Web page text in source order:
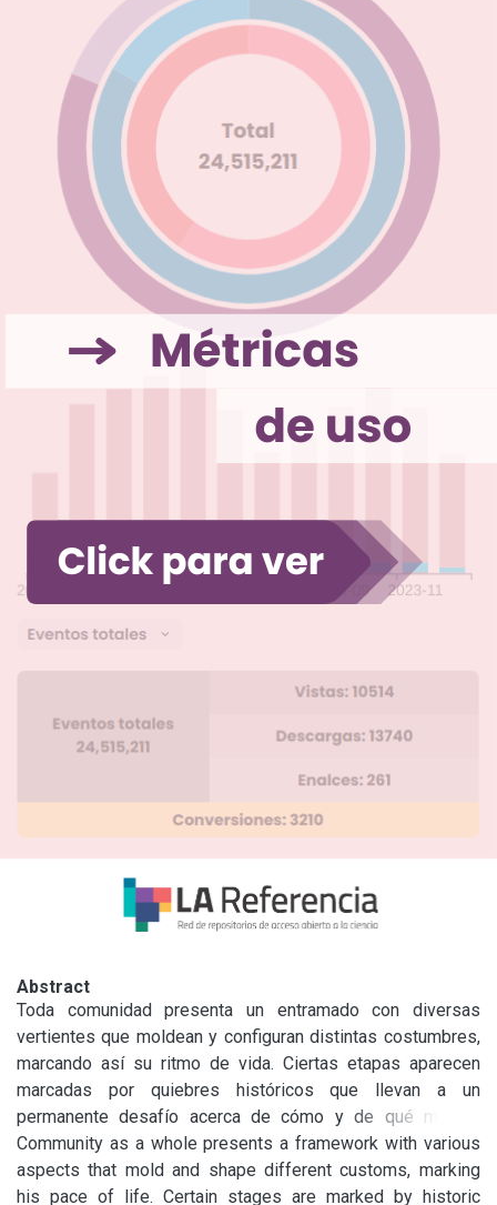
Abstract
Toda comunidad presenta un entramado con diversas
vertientes que moldean y configuran distintas costumbres,
marcando así su ritmo de vida. Ciertas etapas aparecen
marcadas por quiebres históricos que llevan a un
permanente desafío acerca de cómo y de qué manera
afrontar el porvenir. El artículo propone una mirada
comunicacional en torno a la relación social, cultural y
política entre un partido rural (San Cayetano) y el sistema
Community as a whole presents a framework with various
aspects that mold and shape different customs, marking
his pace of life. Certain stages are marked by historic